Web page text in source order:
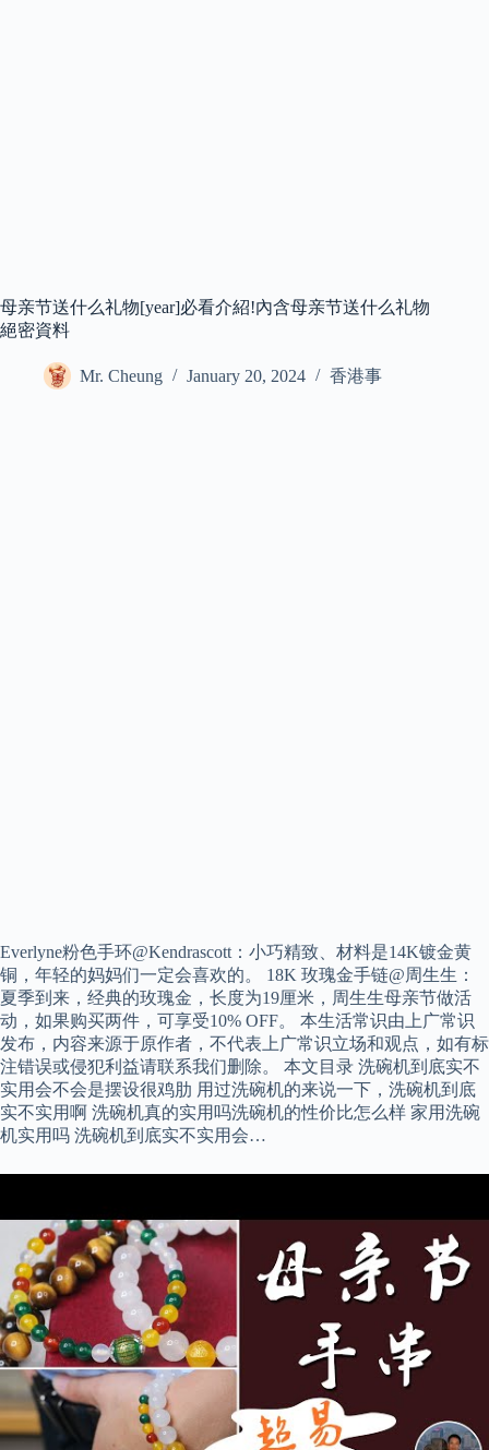
母亲节送什么礼物[year]必看介紹!內含母亲节送什么礼物
絕密資料
Mr. Cheung January 20, 2024 香港事
Everlyne粉色手环@Kendrascott：小巧精致、材料是14K镀金黄
铜，年轻的妈妈们一定会喜欢的。 18K 玫瑰金手链@周生生：
夏季到来，经典的玫瑰金，长度为19厘米，周生生母亲节做活
动，如果购买两件，可享受10% OFF。 本生活常识由上广常识
发布，内容来源于原作者，不代表上广常识立场和观点，如有标
注错误或侵犯利益请联系我们删除。 本文目录 洗碗机到底实不
实用会不会是摆设很鸡肋 用过洗碗机的来说一下，洗碗机到底
实不实用啊 洗碗机真的实用吗洗碗机的性价比怎么样 家用洗碗
机实用吗 洗碗机到底实不实用会…